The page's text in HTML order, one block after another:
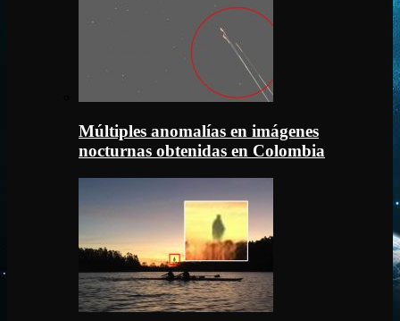
Múltiples anomalías en imágenes
nocturnas obtenidas en Colombia